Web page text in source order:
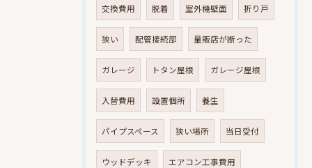
交換費用 脱着 室外機壁面 折り戸
狭い 配管接続部 量販店が断った
ガレージ トタン屋根 ガレージ屋根
入替費用 設置個所 養生
パイプスペース 狭い場所 当日受付
ウッドデッキ エアコン工事費用